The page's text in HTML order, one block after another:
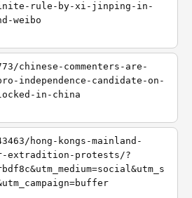
rule-by-xi-jinping-in-
weibo
chinese-commenters-are-
independence-candidate-on-
in-china
hong-kongs-mainland-
extradition-protests/?